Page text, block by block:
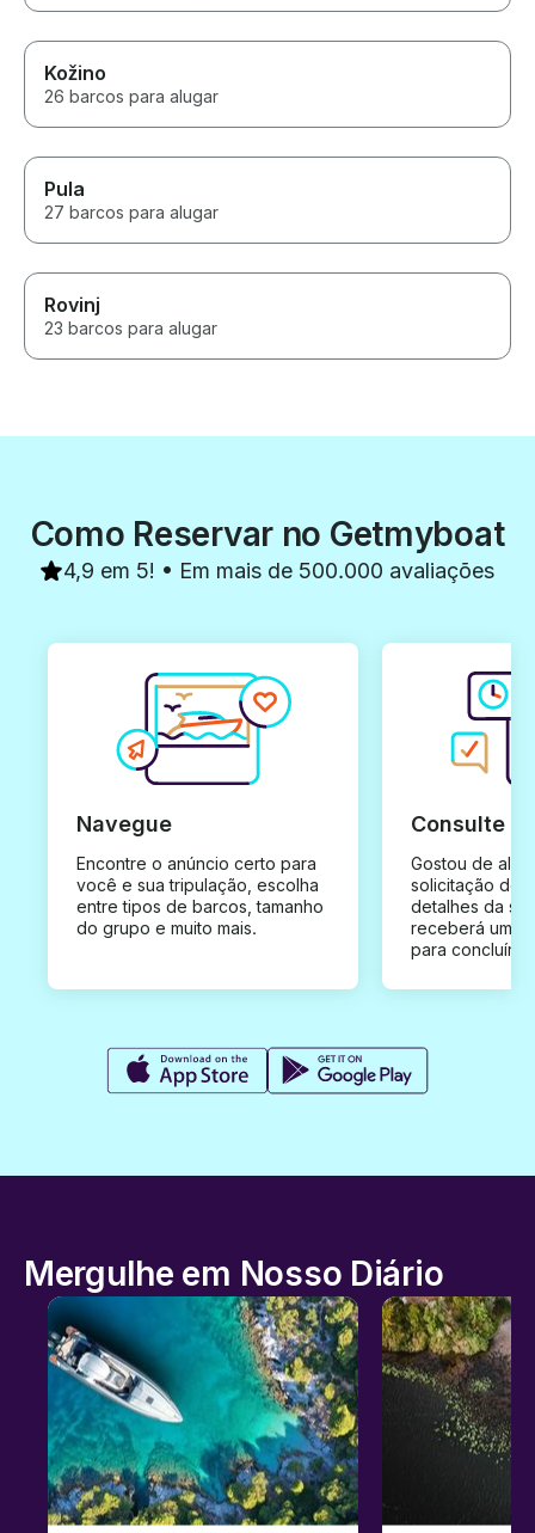
Kožino
26 barcos para alugar
Pula
27 barcos para alugar
Rovinj
23 barcos para alugar
Como Reservar no Getmyboat
4,9 em 5! • Em mais de 500.000 avaliações
Navegue
Encontre o anúncio certo para
você e sua tripulação, escolha
entre tipos de barcos, tamanho
do grupo e muito mais.
Consulte e
Gostou de
solicitação de
detalhes da
receberá uma
para concluír a
Mergulhe em Nosso Diário